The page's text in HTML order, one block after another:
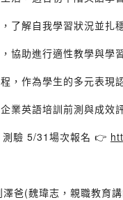
了解自我學習狀況並扎
協助進行適性教學與學
，作為學生的多元表現
業英語培訓前測與成效
驗 5/31場次報名 👉
爸(魏瑋志，親職教育